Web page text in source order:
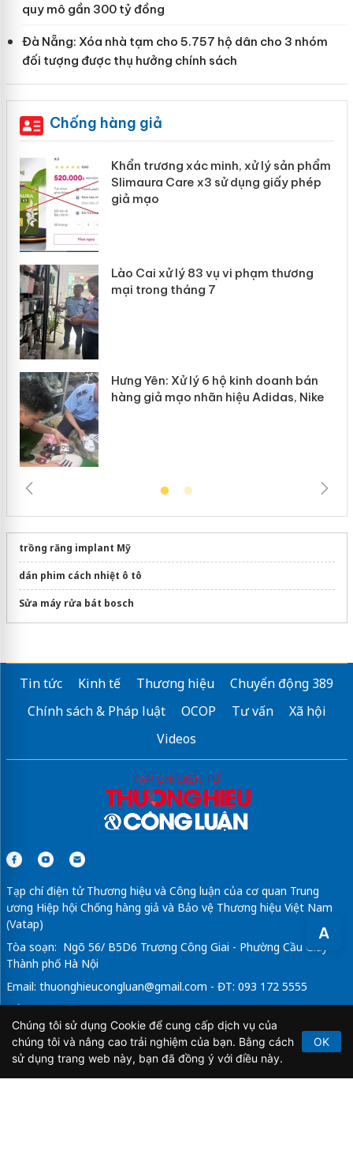
A
quy mô gần 300 tỷ đồng
Đà Nẵng: Xóa nhà tạm cho 5.757 hộ dân cho 3 nhóm
đối tượng được thụ hưởng chính sách
Chống hàng giả
Khẩn trương xác minh, xử lý sản phẩm
Slimaura Care x3 sử dụng giấy phép
giả mạo
Lào Cai xử lý 83 vụ vi phạm thương
mại trong tháng 7
Hưng Yên: Xử lý 6 hộ kinh doanh bán
hàng giả mạo nhãn hiệu Adidas, Nike
trồng răng implant Mỹ
dán phim cách nhiệt ô tô
Sửa máy rửa bát bosch
Tin tức Kinh tế Thương hiệu
Chuyển động 389
Chính sách & Pháp luật
OCOP Tư vấn
Xã hội
Videos
Tạp chí điện tử Thương hiệu và Công luận của cơ quan Trung
ương Hiệp hội Chống hàng giả và Bảo vệ Thương hiệu Việt Nam
(Vatap)
Tòa soạn: Ngõ 56/ B5D6 Trương Công Giai - Phường Cầu Giấy -
Thành phố Hà Nội
Email: thuonghieucongluan@gmail.com - ĐT: 093 172 5555
Tổng Biên Tập: Vũ Đức Thuận
Giấy phép hoạt động báo chí điện tử số 64/GP-BTTTT do Bộ
Thông tin và Truyền thông cấp ngày 21/2/2020.
Chúng tôi sử dụng Cookie để cung cấp dịch vụ của
chúng tôi và nâng cao trải nghiệm của bạn. Bằng cách
sử dụng trang web này, bạn đã đồng ý với điều này.
OK